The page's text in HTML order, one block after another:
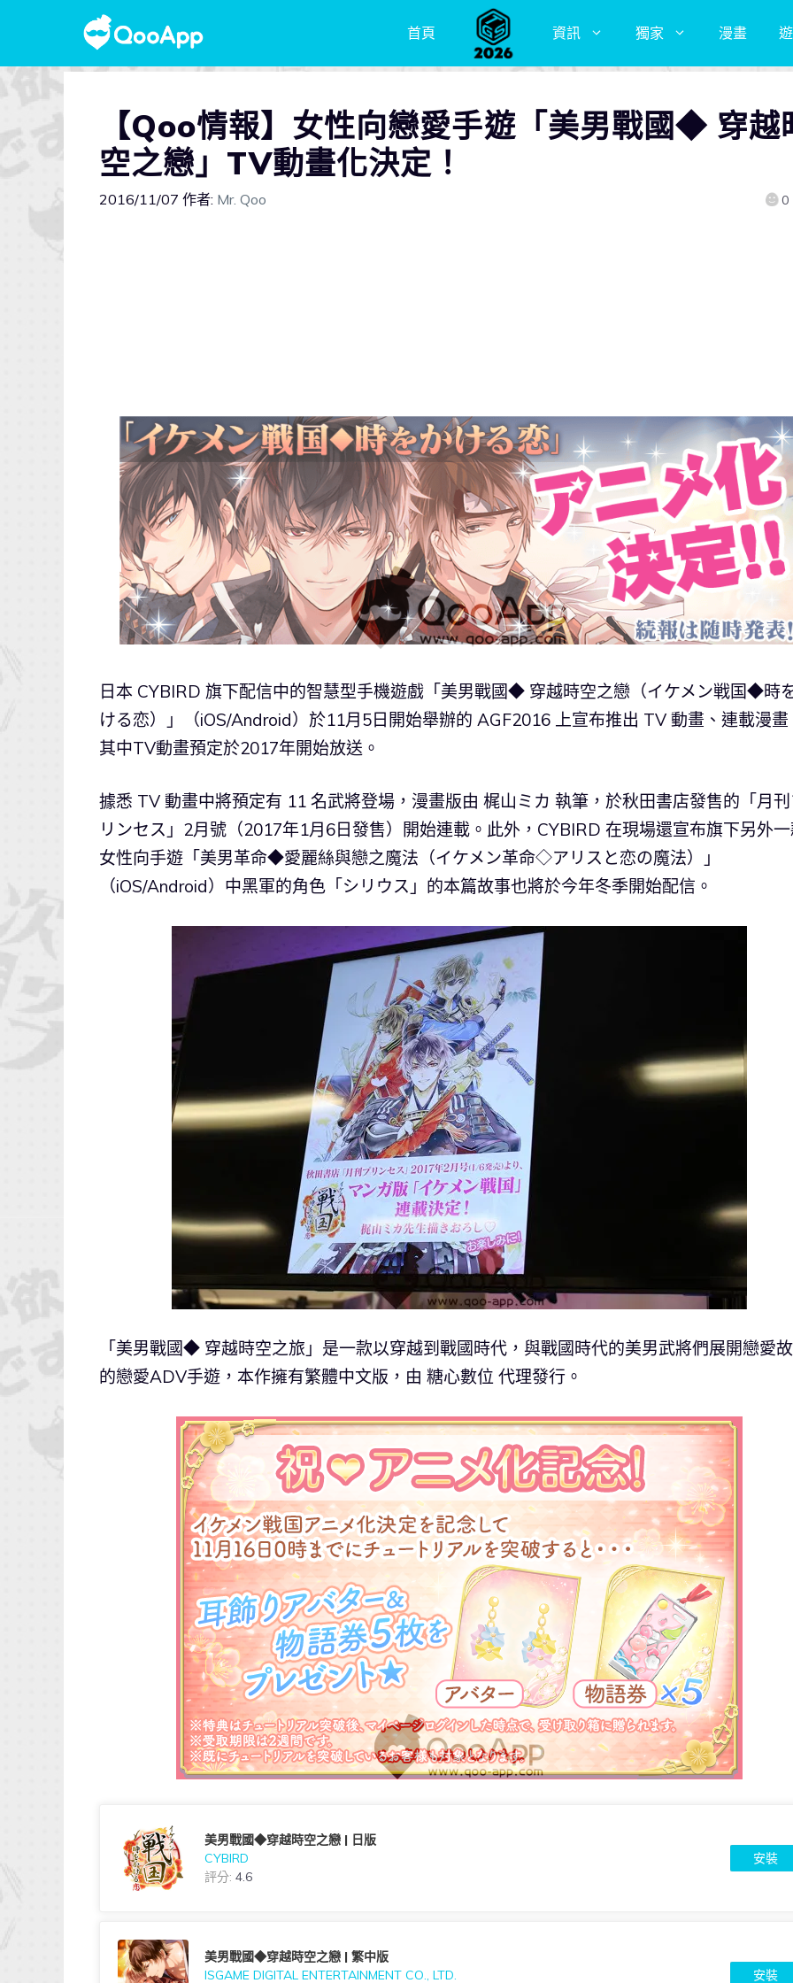
首頁 資訊 獨家 漫畫
【Qoo情報】女性向戀愛手遊「美男戰國◆ 穿越
空之戀」TV動畫化決定！
2016/11/07 作者: Mr. Qoo 0
日本 CYBIRD 旗下配信中的智慧型手機遊戲「美男戰國◆ 穿越時空之戀（イケメン戦国◆時
ける恋）」（iOS/Android）於11月5日開始舉辦的 AGF2016 上宣布推出 TV 動畫、連載漫畫
其中TV動畫預定於2017年開始放送。
據悉 TV 動畫中將預定有 11 名武將登場，漫畫版由 梶山ミカ 執筆，於秋田書店發售的「月
リンセス」2月號（2017年1月6日發售）開始連載。此外，CYBIRD 在現場還宣布旗下另外
女性向手遊「美男革命◆愛麗絲與戀之魔法（イケメン革命◇アリスと恋の魔法）」
（iOS/Android）中黑軍的角色「シリウス」的本篇故事也將於今年冬季開始配信。
「美男戰國◆ 穿越時空之旅」是一款以穿越到戰國時代，與戰國時代的美男武將們展開戀愛
的戀愛ADV手遊，本作擁有繁體中文版，由 糖心數位 代理發行。
美男戰國◆穿越時空之戀 | 日版
CYBIRD
評分: 4.6
安裝
美男戰國◆穿越時空之戀 | 繁中版
ISGAME DIGITAL ENTERTAINMENT CO., LTD.
安裝